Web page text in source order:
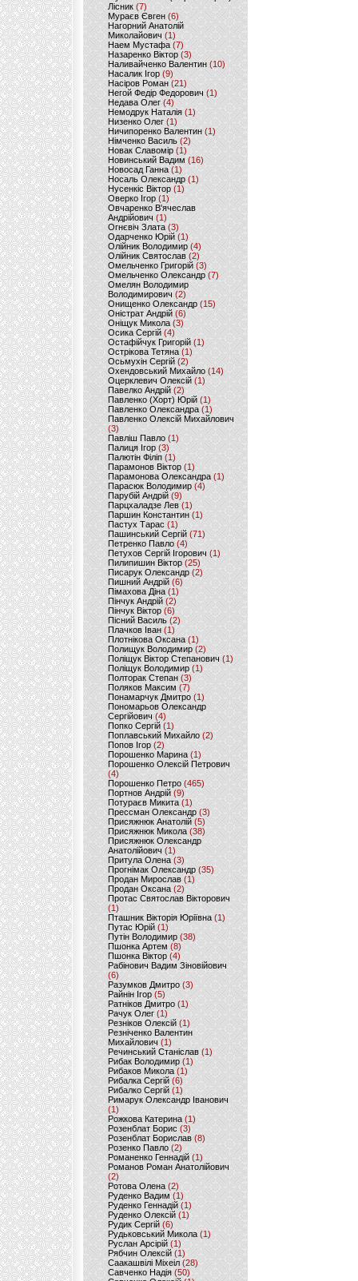
Лісник (7)
Мураєв Євген(6)
Нагорний Анатолій
Миколайович (1)
Наем Мустафа (7)
Назаренко Віктор (3)
Наливайченко Валентин (10)
Насалик Ігор(9)
Насіров Роман (21)
Негой Федір Федорович(1)
Недава Олег(4)
Немодрук Наталія(1)
Низенко Олег (1)
Ничипоренко Валентин (1)
Німченко Василь (2)
Новак Славомір (1)
Новинський Вадим (16)
Новосад Ганна (1)
Носаль Олександр (1)
Нусенкіс Віктор (1)
Оверко Ігор (1)
Овчаренко В'ячеслав
Андрійович(1)
Огнєвіч Злата (3)
Одарченко Юрій(1)
Олійник Володимир (4)
Олійник Святослав (2)
Омельченко Григорій (3)
Омельченко Олександр(7)
Омелян Володимир
Володимирович (2)
Онищенко Олександр (15)
Оністрат Андрій (6)
Оніщук Микола (3)
Осика Сергій(4)
Остафійчук Григорій(1)
Острікова Тетяна (1)
Осьмухін Сергій (2)
Охендовський Михайло (14)
Оцерклевич Олексій (1)
Павелко Андрій (2)
Павленко (Хорт) Юрій (1)
Павленко Олександра (1)
Павленко Олексій Михайлович
(3)
Павліш Павло(1)
Палиця Ігор (3)
Палютін Філіп(1)
Парамонов Віктор (1)
Парамонова Олександра(1)
Парасюк Володимир(4)
Парубій Андрій (9)
Парцхаладзе Лев (1)
Паршин Константин(1)
Пастух Тарас (1)
Пашинський Сергій (71)
Петренко Павло (4)
Петухов Сергій Ігорович (1)
Пилипишин Віктор(25)
Писарук Олександр(2)
Пишний Андрій (6)
Пімахова Діна(1)
Пінчук Андрій(2)
Пінчук Віктор (6)
Пісний Василь (2)
Плачков Іван(1)
Плотнікова Оксана (1)
Полищук Володимир(2)
Поліщук Віктор Степанович(1)
Поліщук Володимир (1)
Полторак Степан(3)
Поляков Максим (7)
Понамарчук Дмитро (1)
Пономарьов Олександр
Сергійович(4)
Попко Сергій (1)
Поплавський Михайло (2)
Попов Ігор(2)
Порошенко Марина (1)
Порошенко Олексій Петрович
(4)
Порошенко Петро (465)
Портнов Андрій (9)
Потураєв Микита(1)
Прессман Олександр(3)
Присяжнюк Анатолій (5)
Присяжнюк Микола (38)
Присяжнюк Олександр
Анатолійович (1)
Притула Олена (3)
Прогнімак Олександр(35)
Продан Мирослав(1)
Продан Оксана (2)
Протас Святослав Вікторович
(1)
Пташник Вікторія Юріївна (1)
Путас Юрій (1)
Путін Володимир(38)
Пшонка Артем (8)
Пшонка Віктор(4)
Рабінович Вадим Зіновійович
(6)
Разумков Дмитро (3)
Райнін Ігор(5)
Ратніков Дмитро (1)
Рачук Олег (1)
Резніков Олексій(1)
Резніченко Валентин
Михайлович (1)
Речинський Станіслав (1)
Рибак Володимир(1)
Рибаков Микола(1)
Рибалка Сергій (6)
Рибалко Сергій (1)
Римарук Олександр Іванович
(1)
Рожкова Катерина(1)
Розенблат Борис (3)
Розенблат Борислав (8)
Розенко Павло (2)
Романенко Геннадій (1)
Романов Роман Анатолійович
(2)
Ротова Олена(2)
Руденко Вадим (1)
Руденко Геннадій (1)
Руденко Олексій(1)
Рудик Сергій(6)
Рудьковський Микола (1)
Руслан Арсірій(1)
Рябчин Олексій (1)
Саакашвілі Міхеіл(28)
Савченко Надія (50)